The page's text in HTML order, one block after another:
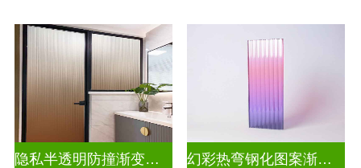
隐私半透明防撞渐变玻璃 幻彩热弯钢化图案渐变玻璃